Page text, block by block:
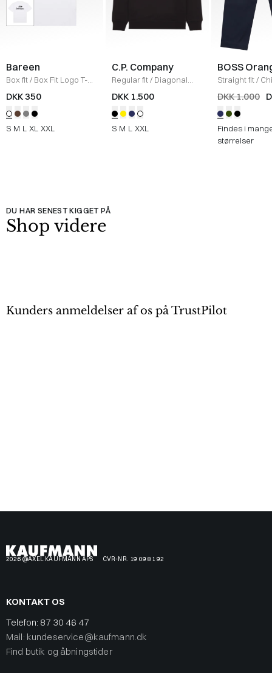
Bareen
Box fit/ Box Fit Logo T-
shirt /WHITE
DKK 350
S M L XL XXL
C.P. Company
Regular fit/ Diagonal
Raised Fleece Crew
DKK 1.500
S M L XXL
BOSS
Straight fit/
Straight /NAVY
DKK 1.000
Findes i
størrelser
DU HAR SENEST KIGGET PÅ
Shop videre
Kunders anmeldelser af os på TrustPilot
2026 @AXEL KAUFMANN APS CVR-NR. 19 09 81 92
KONTAKT OS
Telefon: 87 30 46 47
Mail: kundeservice@kaufmann.dk
Find butik og åbningstider